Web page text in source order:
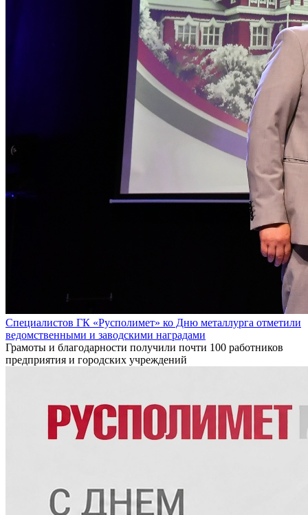
Специалистов ГК «Русполимет» ко Дню металлурга отметили
ведомственными и заводскими наградами
Грамоты и благодарности получили почти 100 работников
предприятия и городских учреждений